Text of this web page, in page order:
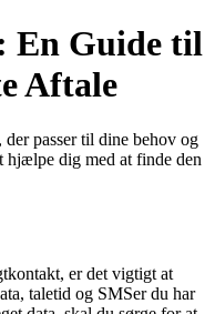
Guide til
Aftale
passer til dine behov og
hjælpe dig med at finde den
er det vigtigt at
taletid og SMSer du har